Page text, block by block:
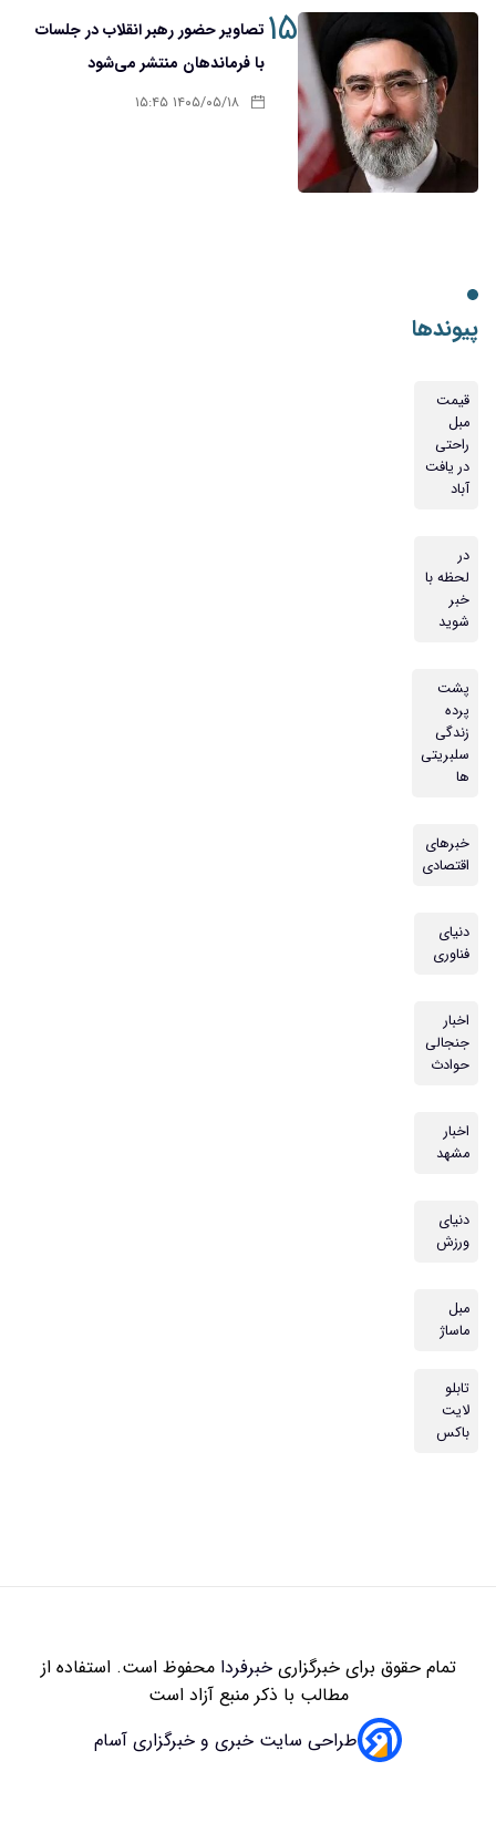
۱۵ تصاویر حضور رهبر انقلاب در جلسات
با فرماندهان منتشر می‌شود
۱۴۰۵/۰۵/۱۸ ۱۵:۴۵
پیوندها
قیمت
مبل
راحتی
در یافت
آباد
در
لحظه با
خبر
شوید
پشت
پرده
زندگی
سلبریتی
ها
خبرهای
اقتصادی
دنیای
فناوری
اخبار
جنجالی
حوادث
اخبار
مشهد
دنیای
ورزش
مبل
ماساژ
تابلو
لایت
باکس
تمام حقوق برای خبرگزاریخبرفردامحفوظ است. استفاده از
مطالب با ذکر منبع آزاد است
طراحی سایت خبری و خبرگزاری آسام